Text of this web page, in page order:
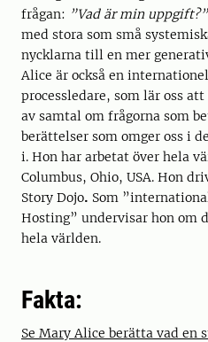
frågan: ”Vad är min uppgift?”
med stora som små
nycklarna till en mer
Alice är också en
processledare, som lär oss
av samtal om frågorna som
berättelser som omger oss i
i. Hon har arbetat över hela
Columbus, Ohio, USA. Hon
Story Dojo. Som
Hosting” undervisar hon om
hela världen.
Fakta:
Se Mary Alice berätta vad en